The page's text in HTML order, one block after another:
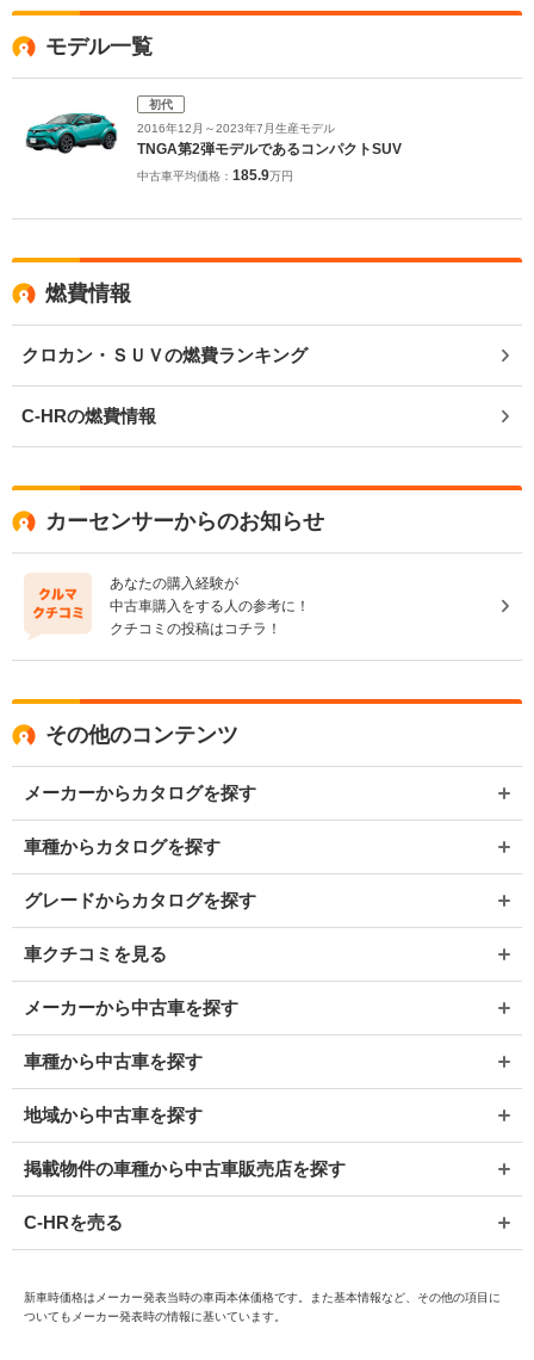
モデル一覧
初代
2016年12月～2023年7月生産モデル
TNGA第2弾モデルであるコンパクトSUV
中古車平均価格： 185.9万円
燃費情報
クロカン・ＳＵＶの燃費ランキング
C-HRの燃費情報
カーセンサーからのお知らせ
あなたの購入経験が
中古車購入をする人の参考に！
クチコミの投稿はコチラ！
その他のコンテンツ
メーカーからカタログを探す
車種からカタログを探す
グレードからカタログを探す
車クチコミを見る
メーカーから中古車を探す
車種から中古車を探す
地域から中古車を探す
掲載物件の車種から中古車販売店を探す
C-HRを売る
新車時価格はメーカー発表当時の車両本体価格です。また基本情報など、その他の項目に
ついてもメーカー発表時の情報に基いています。